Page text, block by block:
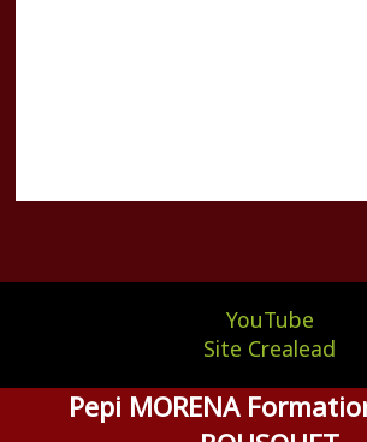
YouTube
Site Crealead
Pepi MORENA